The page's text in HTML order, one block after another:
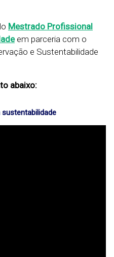
Mestrado Profissional
em parceria com o
e Sustentabilidade
abaixo: